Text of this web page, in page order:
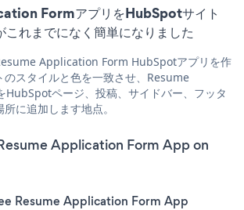
FormアプリをHubSpotサイト
これまでになく簡単になりました
Application Form HubSpotアプリを作
のスタイルと色を一致させ、Resume
ページ、投稿、サイドバー、フッタ
に追加します地点。
Application Form App on
Resume Application Form App